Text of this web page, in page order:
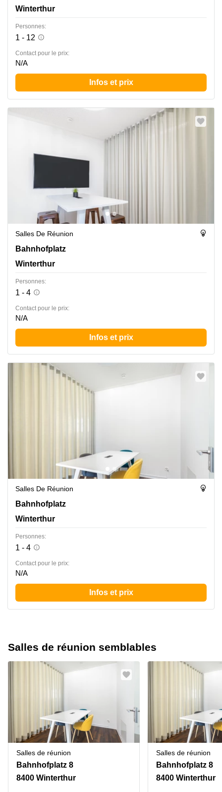
Winterthur
Personnes:
1 - 12
Contact pour le prix:
N/A
Infos et prix
Salles De Réunion
Bahnhofplatz 8, Winterthur
Bahnhofplatz
Winterthur
Personnes:
1 - 4
Contact pour le prix:
N/A
Infos et prix
Salles De Réunion
Bahnhofplatz 8, Winterthur
Bahnhofplatz
Winterthur
Personnes:
1 - 4
Contact pour le prix:
N/A
Infos et prix
Salles de réunion semblables
Salles de réunion
Bahnhofplatz 8
8400 Winterthur
Salles de réunion
Bahnhofplatz 8
8400 Winterthur